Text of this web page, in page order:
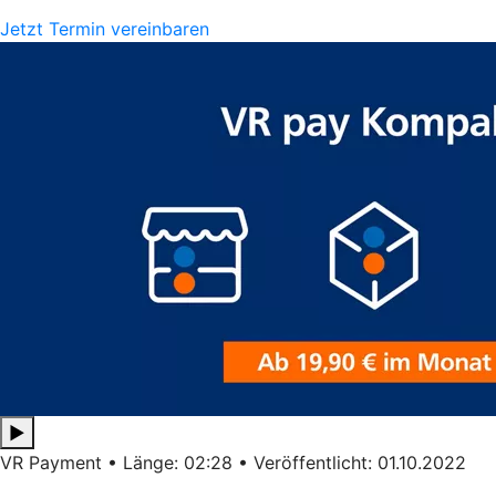
Jetzt Termin vereinbaren
▶
VR Payment • Länge: 02:28 • Veröffentlicht: 01.10.2022